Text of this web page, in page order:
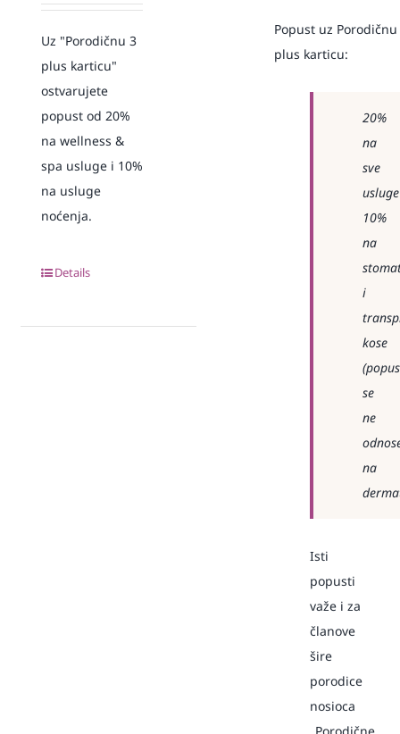
Uz "Porodičnu 3
plus karticu"
ostvarujete
popust od 20%
na wellness &
spa usluge i 10%
na usluge
noćenja.
Details
Popust uz Porodičnu
plus karticu:
20%
na
sve
usluge
10%
na
i
kose
se
ne
na
Isti
popusti
važe i za
članove
šire
porodice
nosioca
„Porodične